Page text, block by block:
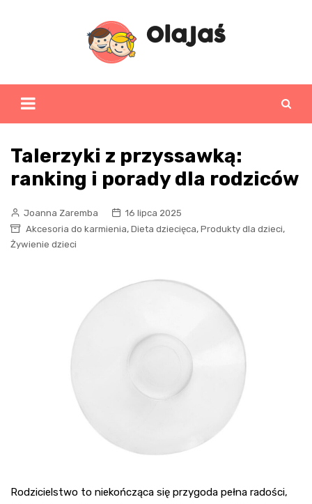
Talerzyki z przyssawką:
ranking i porady dla rodziców
Joanna Zaremba
16 lipca 2025
Akcesoria do karmienia, Dieta dziecięca, Produkty dla dzieci,
Żywienie dzieci
Rodzicielstwo to niekończąca się przygoda pełna radości,